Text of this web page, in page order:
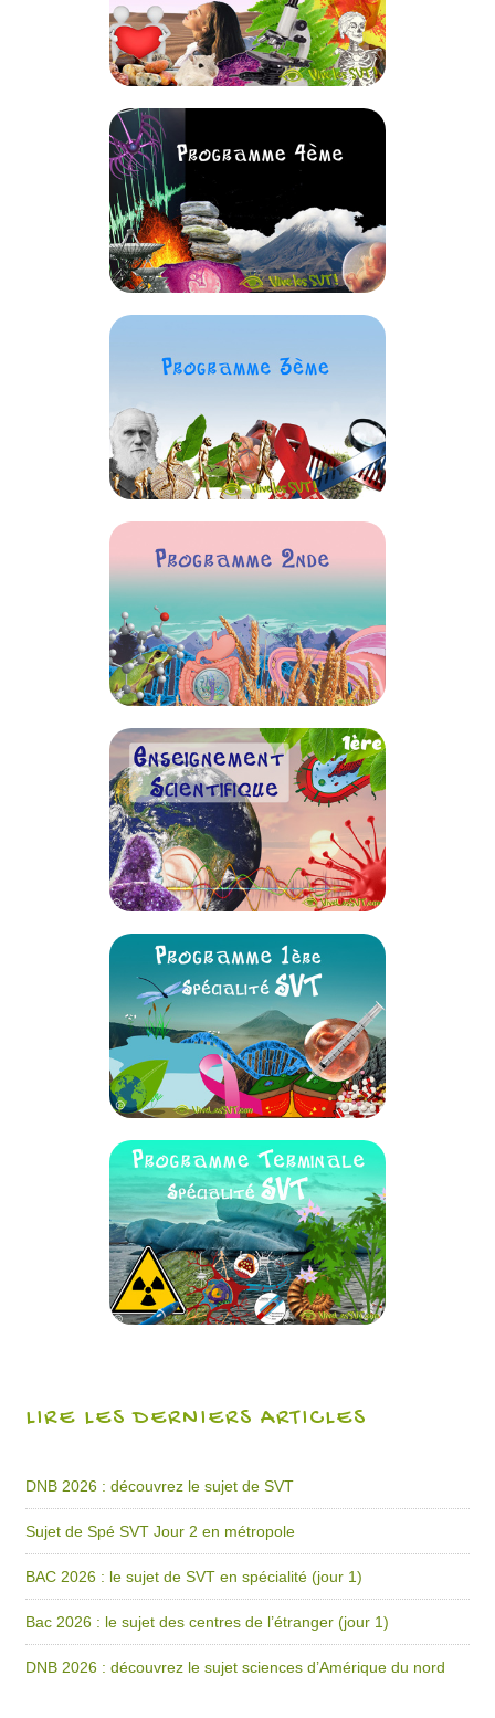
LIRE LES DERNIERS ARTICLES
DNB 2026 : découvrez le sujet de SVT
Sujet de Spé SVT Jour 2 en métropole
BAC 2026 : le sujet de SVT en spécialité (jour 1)
Bac 2026 : le sujet des centres de l’étranger (jour 1)
DNB 2026 : découvrez le sujet sciences d’Amérique du nord